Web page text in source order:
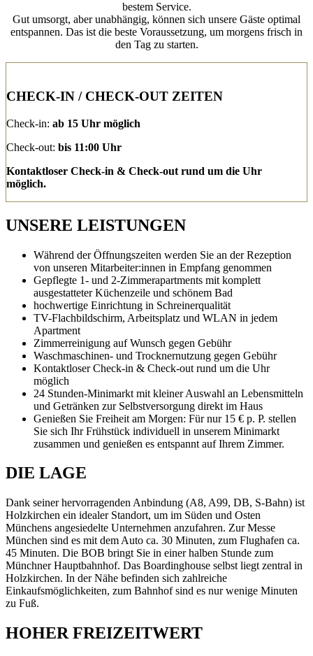
bestem Service.
Gut umsorgt, aber unabhängig, können sich unsere Gäste optimal
entspannen. Das ist die beste Voraussetzung, um morgens frisch in
den Tag zu starten.
CHECK-IN / CHECK-OUT ZEITEN
Check-in: ab 15 Uhr möglich
Check-out: bis 11:00 Uhr
Kontaktloser Check-in & Check-out rund um die Uhr
möglich.
UNSERE LEISTUNGEN
Während der Öffnungszeiten werden Sie an der Rezeption
von unseren Mitarbeiter:innen in Empfang genommen
Gepflegte 1- und 2-Zimmerapartments mit komplett
ausgestatteter Küchenzeile und schönem Bad
hochwertige Einrichtung in Schreinerqualität
TV-Flachbildschirm, Arbeitsplatz und WLAN in jedem
Apartment
Zimmerreinigung auf Wunsch gegen Gebühr
Waschmaschinen- und Trocknernutzung gegen Gebühr
Kontaktloser Check-in & Check-out rund um die Uhr
möglich
24 Stunden-Minimarkt mit kleiner Auswahl an Lebensmitteln
und Getränken zur Selbstversorgung direkt im Haus
Genießen Sie Freiheit am Morgen: Für nur 15 € p. P. stellen
Sie sich Ihr Frühstück individuell in unserem Minimarkt
zusammen und genießen es entspannt auf Ihrem Zimmer.
DIE LAGE
Dank seiner hervorragenden Anbindung (A8, A99, DB, S-Bahn) ist
Holzkirchen ein idealer Standort, um im Süden und Osten
Münchens angesiedelte Unternehmen anzufahren. Zur Messe
München sind es mit dem Auto ca. 30 Minuten, zum Flughafen ca.
45 Minuten. Die BOB bringt Sie in einer halben Stunde zum
Münchner Hauptbahnhof. Das Boardinghouse selbst liegt zentral in
Holzkirchen. In der Nähe befinden sich zahlreiche
Einkaufsmöglichkeiten, zum Bahnhof sind es nur wenige Minuten
zu Fuß.
HOHER FREIZEITWERT